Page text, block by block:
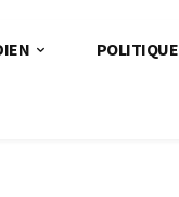
POLITIQUE